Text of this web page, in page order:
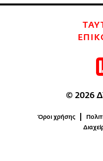
© 2026
Όροι χρήσης